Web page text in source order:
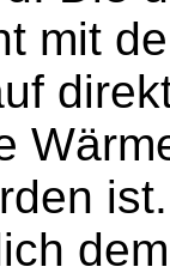
mit